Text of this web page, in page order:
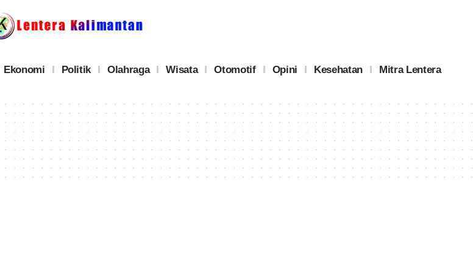
Ekonomi Politik Olahraga Wisata Otomotif Opini Kesehatan Mitra Lentera